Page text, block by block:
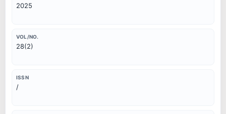
2025
VOL/NO.
28(2)
ISSN
/